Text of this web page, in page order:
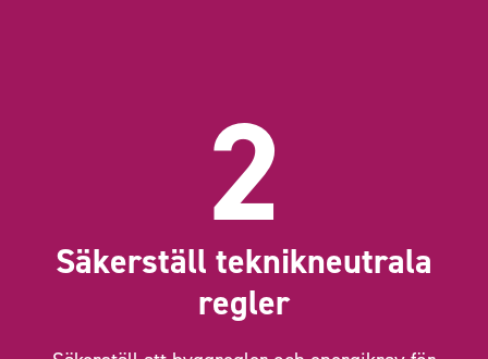
2
Säkerställ teknikneutrala
regler